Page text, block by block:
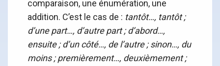
comparaison, une énumération, une
addition. C’est le cas de : tantôt…, tantôt ;
d’une part…, d’autre part ; d’abord…,
ensuite ; d’un côté…, de l’autre ; sinon…, du
moins ; premièrement…, deuxièmement ;